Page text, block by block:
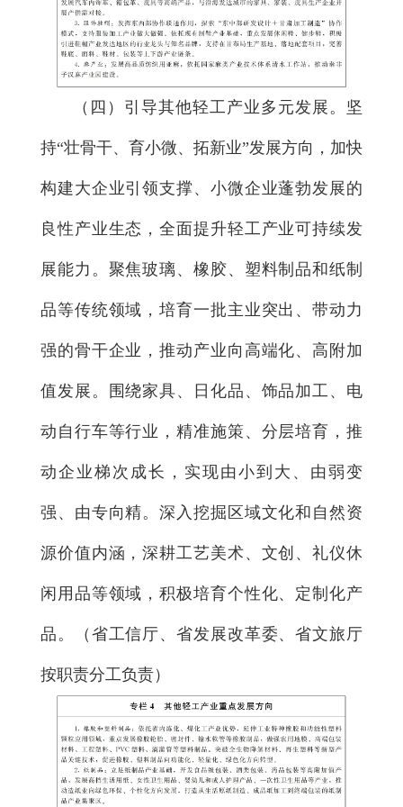
（四）引导其他轻工产业多元发展。 坚
持“壮骨干、育小微、拓新业”发展方向，加快
构建大企业引领支撑、小微企业蓬勃发展的
良性产业生态，全面提升轻工产业可持续发
展能力。聚焦玻璃、橡胶、塑料制品和纸制
品等传统领域，培育一批主业突出、带动力
强的骨干企业，推动产业向高端化、高附加
值发展。围绕家具、日化品、饰品加工、电
动自行车等行业，精准施策、分层培育，推
动企业梯次成长，实现由小到大、由弱变
强、由专向精。深入挖掘区域文化和自然资
源价值内涵，深耕工艺美术、文创、礼仪休
闲用品等领域，积极培育个性化、定制化产
品。（省工信厅、省发展改革委、省文旅厅
按职责分工负责）